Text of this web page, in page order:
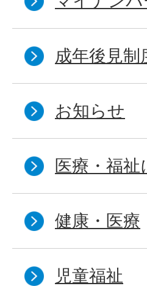
成年後見制
お知らせ
医療・福
健康・医療
児童福祉